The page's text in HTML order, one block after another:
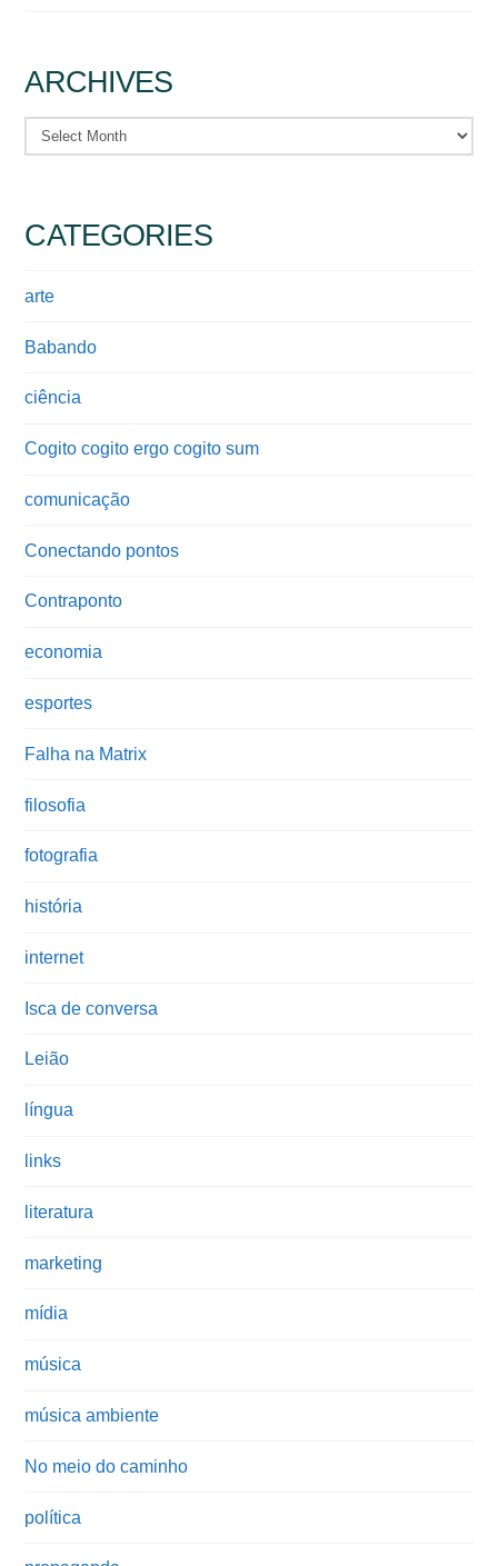
ARCHIVES
Archives
CATEGORIES
arte
Babando
ciência
Cogito cogito ergo cogito sum
comunicação
Conectando pontos
Contraponto
economia
esportes
Falha na Matrix
filosofia
fotografia
história
internet
Isca de conversa
Leião
língua
links
literatura
marketing
mídia
música
música ambiente
No meio do caminho
política